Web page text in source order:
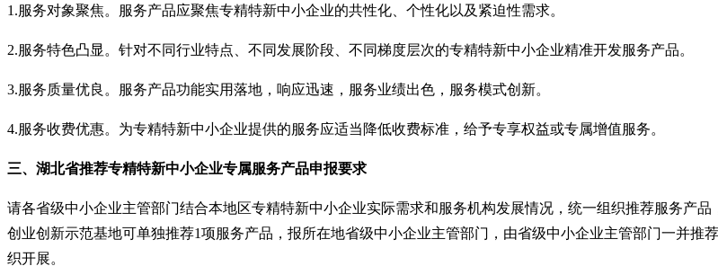
1.服务对象聚焦。服务产品应聚焦专精特新中小企业的共性化、个性化以及紧迫性需求。
2.服务特色凸显。针对不同行业特点、不同发展阶段、不同梯度层次的专精特新中小企业精准开发服务产品。
3.服务质量优良。服务产品功能实用落地，响应迅速，服务业绩出色，服务模式创新。
4.服务收费优惠。为专精特新中小企业提供的服务应适当降低收费标准，给予专享权益或专属增值服务。
三、 湖北省推荐专精特新中小企业专属服务产品申报要求
请各省级中小企业主管部门结合本地区专精特新中小企业实际需求和服务机构发展情况，统一组织推荐服务产品
创业创新示范基地可单独推荐1项服务产品，报所在地省级中小企业主管部门，由省级中小企业主管部门一并推
织开展。